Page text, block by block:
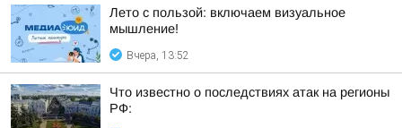
Лето с пользой: включаем визуальное
мышление!
Вчера, 13:52
Что известно о последствиях атак на регионы
РФ: